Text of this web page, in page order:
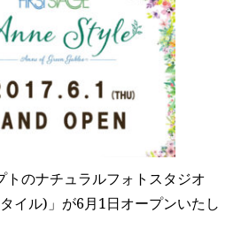
トのナチュラルフォトスタジオ
イル)」が6月1日オープンいたし